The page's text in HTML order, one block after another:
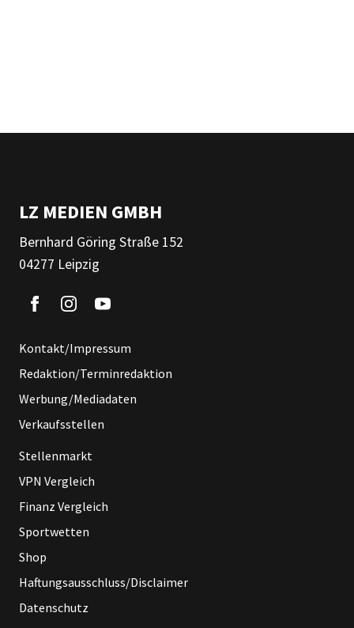
LZ MEDIEN GMBH
Bernhard Göring Straße 152
04277 Leipzig
Kontakt/Impressum
Redaktion/Terminredaktion
Werbung/Mediadaten
Verkaufsstellen
Stellenmarkt
VPN Vergleich
Finanz Vergleich
Sportwetten
Shop
Haftungsausschluss/Disclaimer
Datenschutz